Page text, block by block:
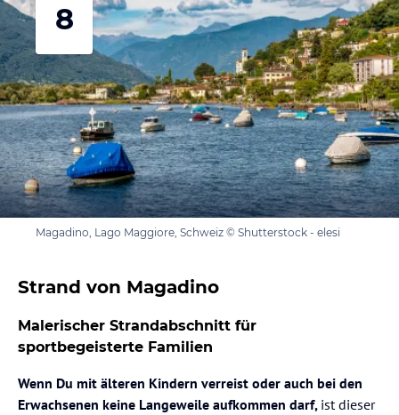
8
Magadino, Lago Maggiore, Schweiz © Shutterstock - elesi
Strand von Magadino
Malerischer Strandabschnitt für
sportbegeisterte Familien
Wenn Du mit älteren Kindern verreist oder auch bei den
Erwachsenen keine Langeweile aufkommen darf, ist dieser